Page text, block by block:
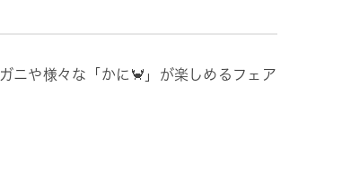
ニや様々な「かに🦀」が楽しめるフェア